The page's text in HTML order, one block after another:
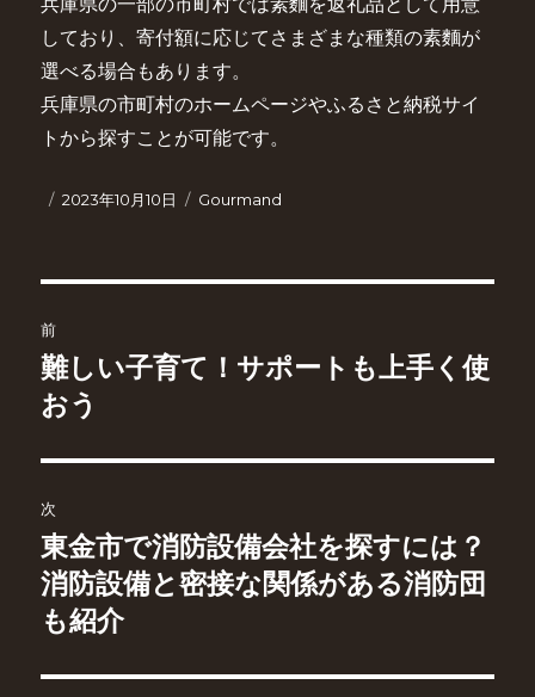
しており、寄付額に応じてさまざまな種類の素麵が
選べる場合もあります。
兵庫県の市町村のホームページやふるさと納税サイ
トから探すことが可能です。
投
2023年10月10日
カ
Gourmand
稿
ナ
ビ
ゲ
ー
シ
前
前
の
稿:
難しい子育て！サポートも上手く使
おう
次
次
の
投
東金市で消防設備会社を探すには？
消防設備と密接な関係がある消防団
も紹介